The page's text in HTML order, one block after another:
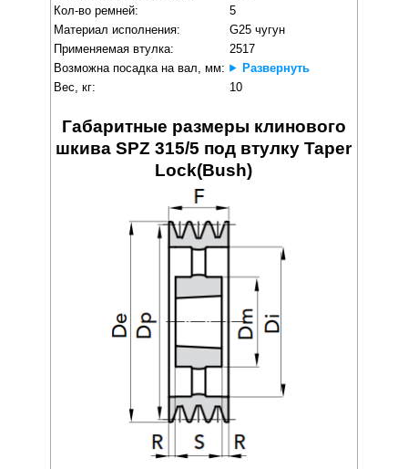
Кол-во ремней:
5
Материал исполнения:
G25 чугун
Применяемая втулка:
2517
Возможна посадка на вал, мм:
Развернуть
Вес, кг:
10
Габаритные размеры клинового
шкива SPZ 315/5 под втулку Taper
Lock(Bush)